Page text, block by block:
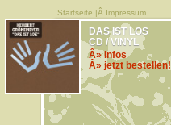
Startseite |Â Impressum
DAS IST LOS
CD / VINYL
Â» Infos
Â» jetzt bestellen!